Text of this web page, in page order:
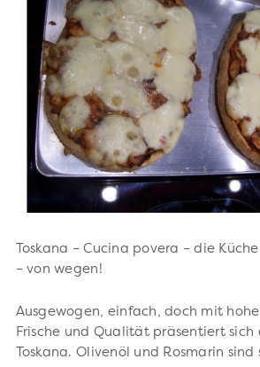
Toskana – Cucina povera – die
– von wegen!
Ausgewogen, einfach, doch mit
Frische und Qualität präsentiert sich
Toskana. Olivenöl und Rosmarin